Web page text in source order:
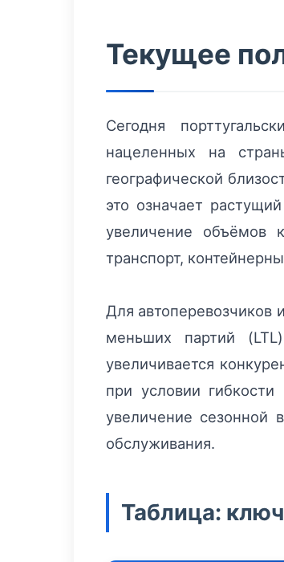
Текущее
Сегодня
нацеленных на
географической
это означает
увеличение объёмов
транспорт,
Для автоперевозчиков
меньших партий
увеличивается
при условии
увеличение сезонной
обслуживания.
Таблица: